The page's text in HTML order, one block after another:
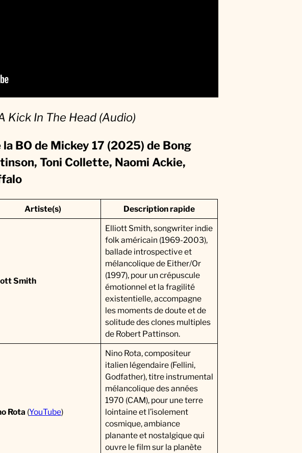
Kick In The Head (Audio)
BO de Mickey 17 (2025) de Bong
Toni Collette, Naomi Ackie,
Artiste(s) Description rapide
Smith
Elliott Smith, songwriter indie
folk américain (1969-2003),
ballade introspective et
mélancolique de Either/Or
(1997), pour un crépuscule
émotionnel et la fragilité
existentielle, accompagne
les moments de doute et de
solitude des clones multiples
de Robert Pattinson.
Rota (YouTube)
Nino Rota, compositeur
italien légendaire (Fellini,
Godfather), titre instrumental
mélancolique des années
1970 (CAM), pour une terre
lointaine et l’isolement
cosmique, ambiance
planante et nostalgique qui
ouvre le film sur la planète